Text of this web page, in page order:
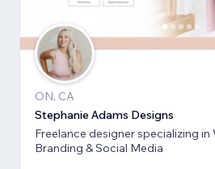
ON, CA
Stephanie Adams Designs
Freelance designer specializing in
Branding & Social Media